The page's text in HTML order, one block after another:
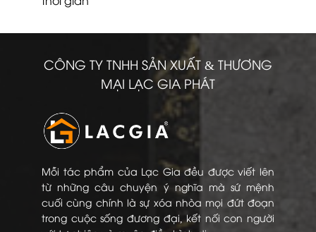
CÔNG TY TNHH SẢN XUẤT & THƯƠNG
MẠI LẠC GIA PHÁT
Mỗi tác phẩm của Lạc Gia đều được viết lên
từ những câu chuyện ý nghĩa mà sứ mệnh
cuối cùng chính là sự xóa nhòa mọi đứt đoạn
trong cuộc sống đương đại, kết nối con người